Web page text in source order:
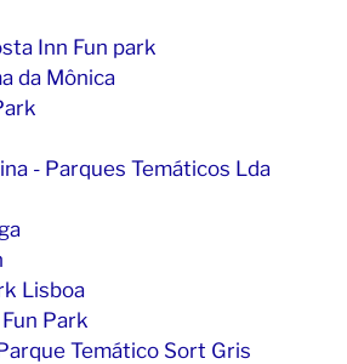
Inn Fun park
da Mônica
- Parques Temáticos Lda
Lisboa
Park
Temático Sort Gris